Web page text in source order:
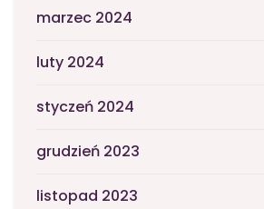
marzec 2024
luty 2024
styczeń 2024
grudzień 2023
listopad 2023